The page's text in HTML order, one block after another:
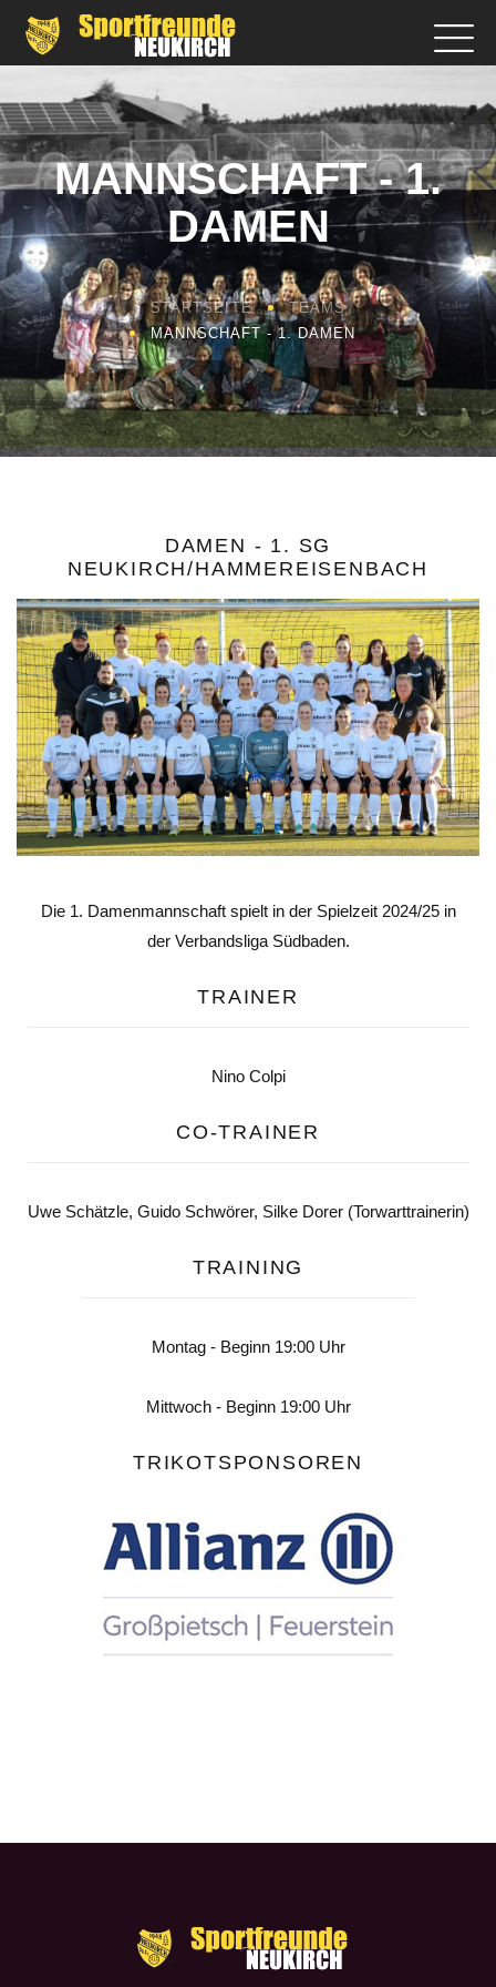
MANNSCHAFT - 1.
DAMEN
STARTSEITE
TEAMS
MANNSCHAFT - 1. DAMEN
DAMEN - 1. SG
NEUKIRCH/HAMMEREISENBACH
Die 1. Damenmannschaft spielt in der Spielzeit 2024/25 in
der Verbandsliga Südbaden.
TRAINER
Nino Colpi
CO-TRAINER
Uwe Schätzle, Guido Schwörer, Silke Dorer (Torwarttrainerin)
TRAINING
Montag - Beginn 19:00 Uhr
Mittwoch - Beginn 19:00 Uhr
TRIKOTSPONSOREN